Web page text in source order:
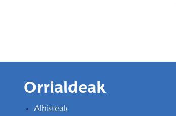
Orrialdeak
Albisteak